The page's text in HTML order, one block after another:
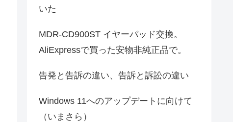
いた
MDR-CD900ST イヤーパッド交換。
AliExpressで買った安物非純正品で。
告発と告訴の違い、告訴と訴訟の違い
Windows 11へのアップデートに向けて
（いまさら）